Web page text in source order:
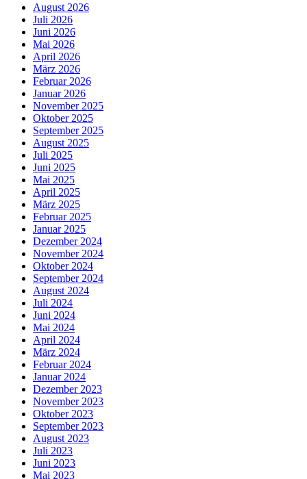
August 2026
Juli 2026
Juni 2026
Mai 2026
April 2026
März 2026
Februar 2026
Januar 2026
November 2025
Oktober 2025
September 2025
August 2025
Juli 2025
Juni 2025
Mai 2025
April 2025
März 2025
Februar 2025
Januar 2025
Dezember 2024
November 2024
Oktober 2024
September 2024
August 2024
Juli 2024
Juni 2024
Mai 2024
April 2024
März 2024
Februar 2024
Januar 2024
Dezember 2023
November 2023
Oktober 2023
September 2023
August 2023
Juli 2023
Juni 2023
Mai 2023